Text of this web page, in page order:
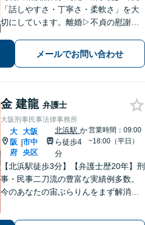
「話しやすさ・丁寧さ・柔軟さ」を大
切にしています。離婚▷不貞の慰謝料
実績あり。企業法務▷スタートアップ
や個人事業主の法的トラブルに最適な
メールでお問い合わせ
金 建龍 弁護士
大阪刑事民事法律事務所
大
阪
府
|
大阪
市中
央区
北浜駅 か
ら徒歩4
分
営業時間：09:00
~18:00（平日）
【北浜駅徒歩3分】【弁護士歴20年】刑
事・民事二刀流の豊富な実績例多数。
今のあなたの宙ぶらりんをまず解消！